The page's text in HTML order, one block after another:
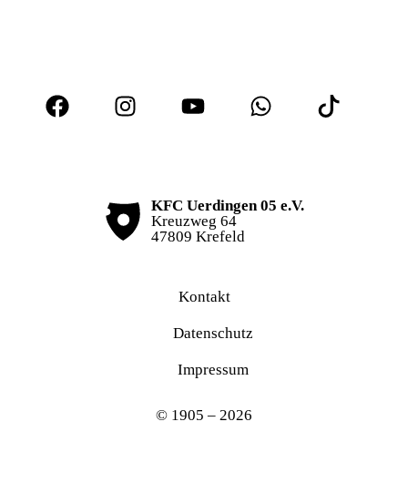
KFC Uerdingen 05 e.V.
Kreuzweg 64
47809 Krefeld
Kontakt
Datenschutz
Impressum
© 1905 – 2026